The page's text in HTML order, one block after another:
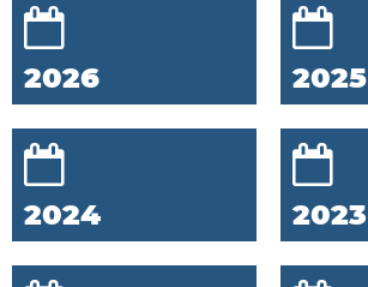
2026 2025
2024 2023